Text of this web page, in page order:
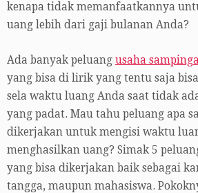
kenapa tidak memanfaatkannya
uang lebih dari gaji bulanan Anda?
Ada banyak peluang usaha
yang bisa di lirik yang tentu saja
sela waktu luang Anda saat tidak
yang padat. Mau tahu peluang apa
dikerjakan untuk mengisi waktu
menghasilkan uang? Simak 5
yang bisa dikerjakan baik sebagai
tangga, maupun mahasiswa.